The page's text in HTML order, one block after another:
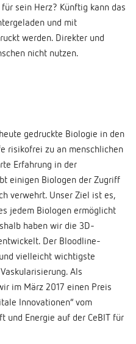
sein Herz? Künftig kann das
und mit
werden. Direkter und
nicht nutzen.
gedruckte Biologie in den
risikofrei zu an menschlichen
Erfahrung in der
einigen Biologen der Zugriff
verwehrt. Unser Ziel ist es,
jedem Biologen ermöglicht
haben wir die 3D-
Der Bloodline-
vielleicht wichtigste
Als
im März 2017 einen Preis
Innovationen“ vom
und Energie auf der CeBIT für